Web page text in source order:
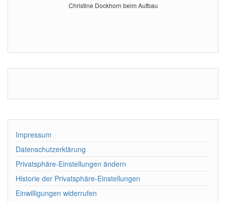
Christine Dockhorn beim Aufbau
Impressum
Datenschutzerklärung
Privatsphäre-Einstellungen ändern
Historie der Privatsphäre-Einstellungen
Einwilligungen widerrufen